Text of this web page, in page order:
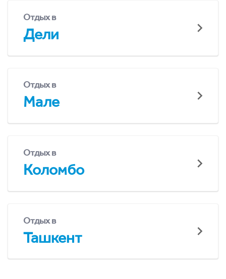
Отдых в
Дели
Отдых в
Мале
Отдых в
Коломбо
Отдых в
Ташкент